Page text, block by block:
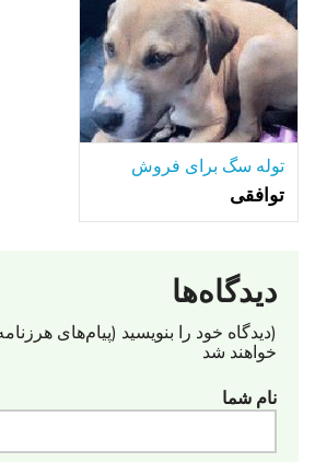
توله سگ برای فروش
توافقی
دیدگاه‌ها
(دیدگاه خود را بنویسید (پیام‌های
خواهند شد
نام شما